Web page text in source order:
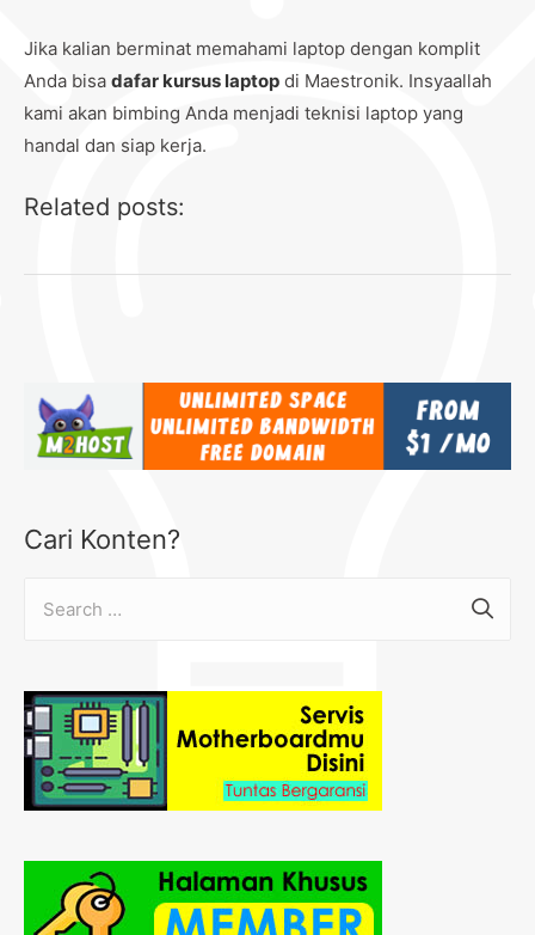
Jika kalian berminat memahami laptop dengan komplit
Anda bisa dafar kursus laptop di Maestronik. Insyaallah
kami akan bimbing Anda menjadi teknisi laptop yang
handal dan siap kerja.
Related posts:
Cari Konten?